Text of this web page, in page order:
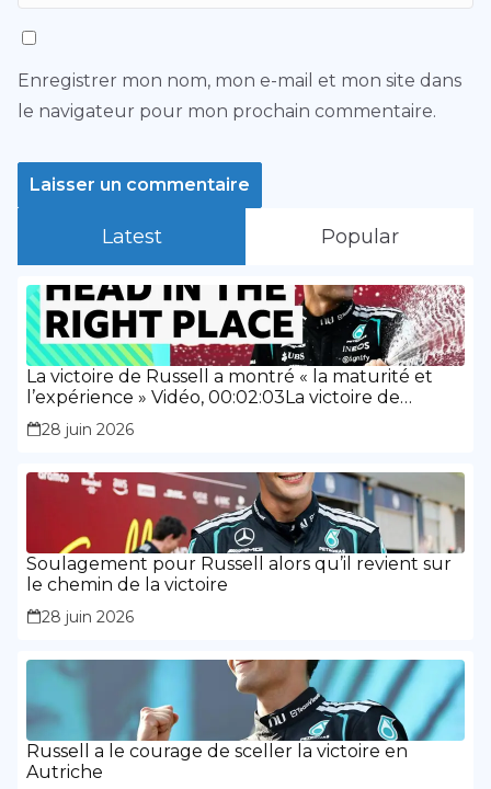
Enregistrer mon nom, mon e-mail et mon site dans
le navigateur pour mon prochain commentaire.
Latest Popular
La victoire de Russell a montré « la maturité et
l’expérience » Vidéo, 00:02:03La victoire de
Russell a montré « la maturité et l’expérience »
28 juin 2026
Soulagement pour Russell alors qu’il revient sur
le chemin de la victoire
28 juin 2026
Russell a le courage de sceller la victoire en
Autriche